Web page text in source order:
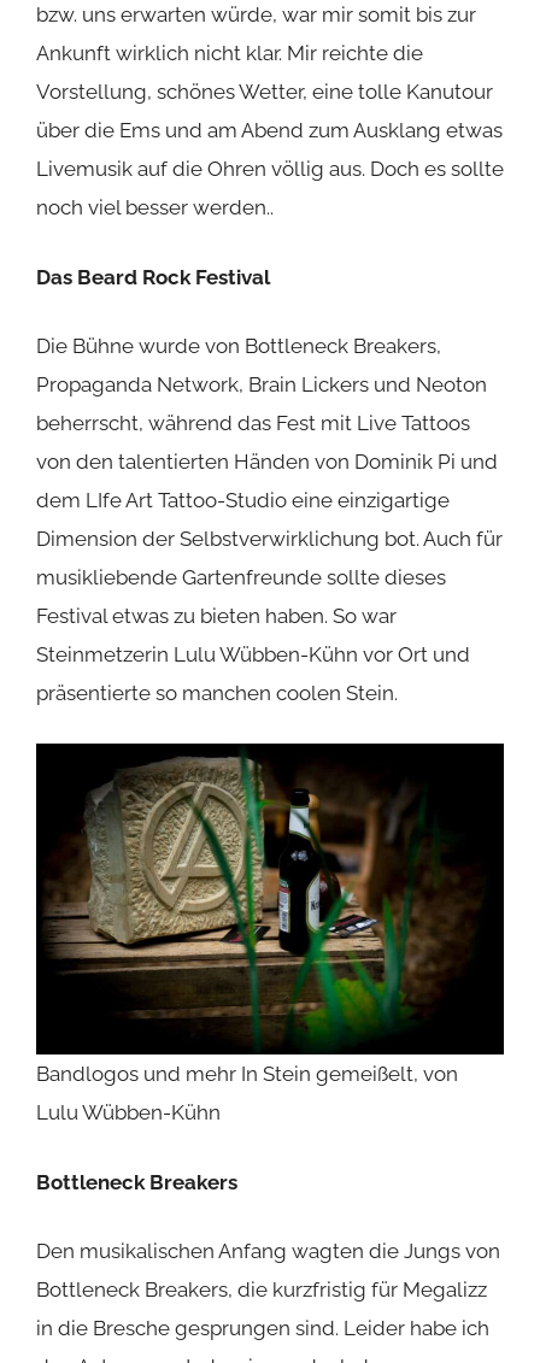
bzw. uns erwarten würde, war mir somit bis zur
Ankunft wirklich nicht klar. Mir reichte die
Vorstellung, schönes Wetter, eine tolle Kanutour
über die Ems und am Abend zum Ausklang etwas
Livemusik auf die Ohren völlig aus. Doch es sollte
noch viel besser werden..
Das Beard Rock Festival
Die Bühne wurde von Bottleneck Breakers,
Propaganda Network, Brain Lickers und Neoton
beherrscht, während das Fest mit Live Tattoos
von den talentierten Händen von Dominik Pi und
dem LIfe Art Tattoo-Studio eine einzigartige
Dimension der Selbstverwirklichung bot. Auch für
musikliebende Gartenfreunde sollte dieses
Festival etwas zu bieten haben. So war
Steinmetzerin Lulu Wübben-Kühn vor Ort und
präsentierte so manchen coolen Stein.
Bandlogos und mehr In Stein gemeißelt, von
Lulu Wübben-Kühn
Bottleneck Breakers
Den musikalischen Anfang wagten die Jungs von
Bottleneck Breakers, die kurzfristig für Megalizz
in die Bresche gesprungen sind. Leider habe ich